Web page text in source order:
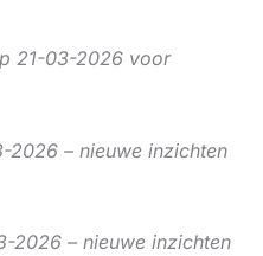
21-03-2026 voor
2026 – nieuwe inzichten
2026 – nieuwe inzichten